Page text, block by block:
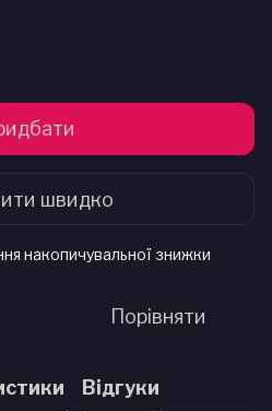
швидко
накопичувальної знижки
Порівняти
Відгуки